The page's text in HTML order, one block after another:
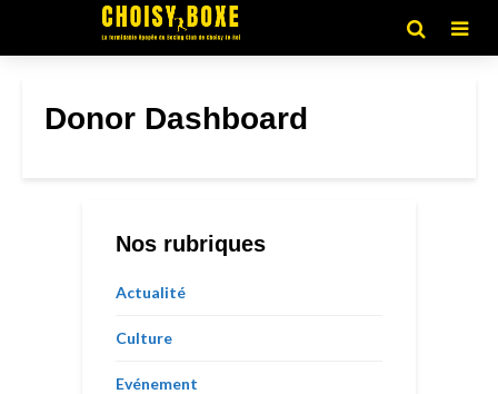
Donor Dashboard
Nos rubriques
Actualité
Culture
Evénement